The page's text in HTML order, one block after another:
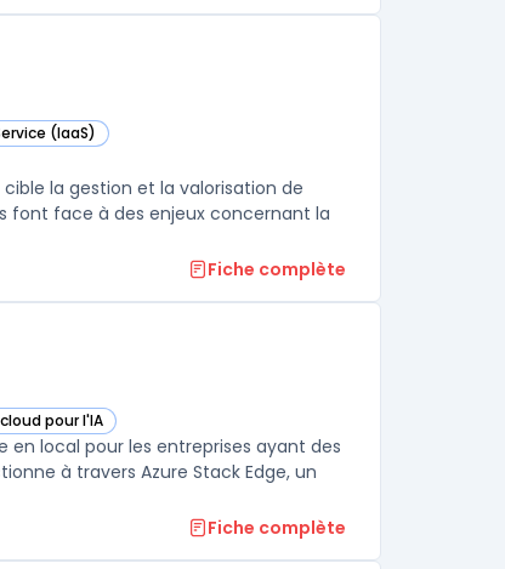
(IaaS)
la gestion et la valorisation de
font face à des enjeux concernant la
Fiche complète
pour l'IA
cette catégorie
en local pour les entreprises ayant des
à travers Azure Stack Edge, un
Fiche complète